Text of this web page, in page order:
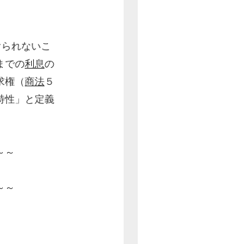
れないこ
での利息の
権（商法５
性」と定義
～
～